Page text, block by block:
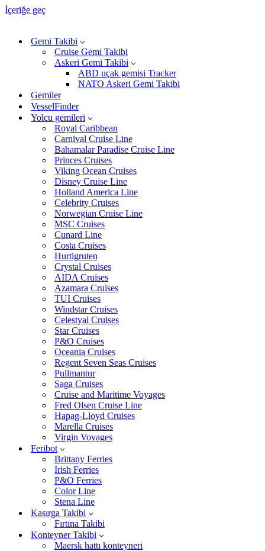
İçeriğe geç
Gemi Takibi
Cruise Gemi Takibi
Askeri Gemi Takibi
ABD uçak gemisi Tracker
NATO Askeri Gemi Takibi
Gemiler
VesselFinder
Yolcu gemileri
Royal Caribbean
Carnival Cruise Line
Bahamalar Paradise Cruise Line
Princes Cruises
Viking Ocean Cruises
Disney Cruise Line
Holland America Line
Celebrity Cruises
Norwegian Cruise Line
MSC Cruises
Cunard Line
Costa Cruises
Hurtigruten
Crystal Cruises
AIDA Cruises
Azamara Cruises
TUI Cruises
Windstar Cruises
Celestyal Cruises
Star Cruises
P&O Cruises
Oceania Cruises
Regent Seven Seas Cruises
Pullmantur
Saga Cruises
Cruise and Maritime Voyages
Fred Olsen Cruise Line
Hapag-Lloyd Cruises
Marella Cruises
Virgin Voyages
Feribot
Brittany Ferries
Irish Ferries
P&O Ferries
Color Line
Stena Line
Kasırga Takibi
Fırtına Takibi
Konteyner Takibi
Maersk hattı konteyneri